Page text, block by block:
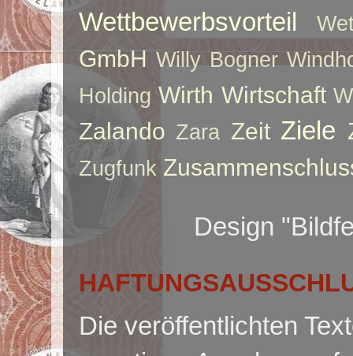
Wettbewerbsvorteil
GmbH Willy Bogner
Holding Wirth Wirtschaft
Zalando Zara Zeit Ziele
Zugfunk
Design
Die veröffentlichten